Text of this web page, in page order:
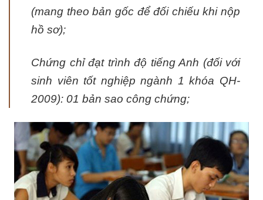
(mang theo bản gốc để đối chiếu khi nộp
hồ sơ);
Chứng chỉ đạt trình độ tiếng Anh (đối với
sinh viên tốt nghiệp ngành 1 khóa QH-
2009): 01 bản sao công chứng;